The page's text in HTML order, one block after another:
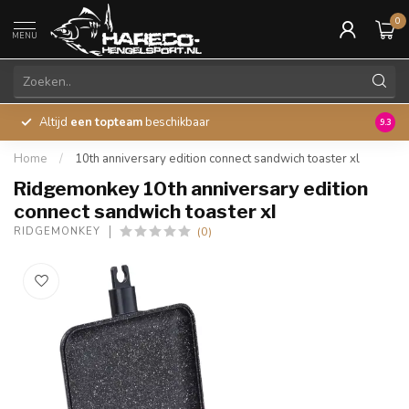
MENU
0
Altijd een topteam beschikbaar 45
9.3
Home / 10th anniversary edition connect sandwich toaster xl
Ridgemonkey 10th anniversary edition
connect sandwich toaster xl
RIDGEMONKEY (0)